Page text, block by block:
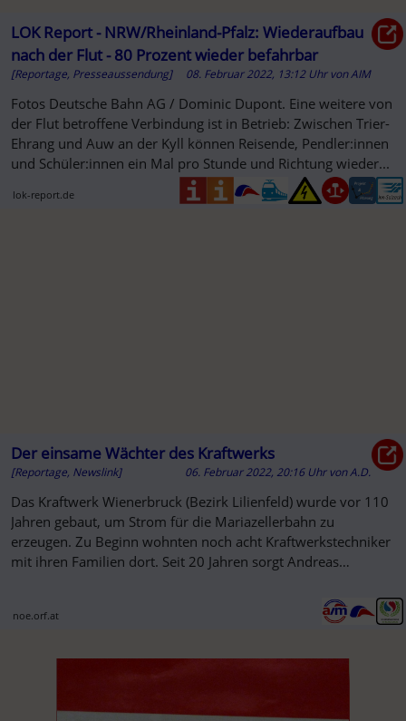
LOK Report - NRW/Rheinland-Pfalz: Wiederaufbau
nach der Flut - 80 Prozent wieder befahrbar
[Reportage, Presseaussendung] 08. Februar 2022, 13:12 Uhr vonAIM
Fotos Deutsche Bahn AG / Dominic Dupont. Eine weitere von
der Flut betroffene Verbindung ist in Betrieb: Zwischen Trier-
Ehrang und Auw an der Kyll können Reisende, Pendler:innen
und Schüler:innen ein Mal pro Stunde und Richtung wieder...
lok-report.de
Der einsame Wächter des Kraftwerks
[Reportage, Newslink] 06. Februar 2022, 20:16 Uhr vonA.D.
Das Kraftwerk Wienerbruck (Bezirk Lilienfeld) wurde vor 110
Jahren gebaut, um Strom für die Mariazellerbahn zu
erzeugen. Zu Beginn wohnten noch acht Kraftwerkstechniker
mit ihren Familien dort. Seit 20 Jahren sorgt Andreas
noe.orf.at